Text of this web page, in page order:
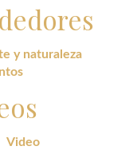
y naturaleza
Video